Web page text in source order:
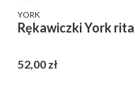
PRODUCENT
YORK
Rękawiczki York
Cena
52,00 zł